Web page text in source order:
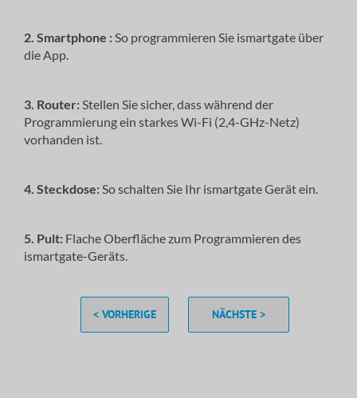
2. Smartphone :So programmieren Sie ismartgate über
die App.
3. Router:Stellen Sie sicher, dass während der
Programmierung ein starkes Wi-Fi (2,4-GHz-Netz)
vorhanden ist.
4. Steckdose:So schalten Sie Ihr ismartgate Gerät ein.
5. Pult: Flache Oberfläche zum Programmieren des
ismartgate-Geräts.
< VORHERIGE NÄCHSTE >